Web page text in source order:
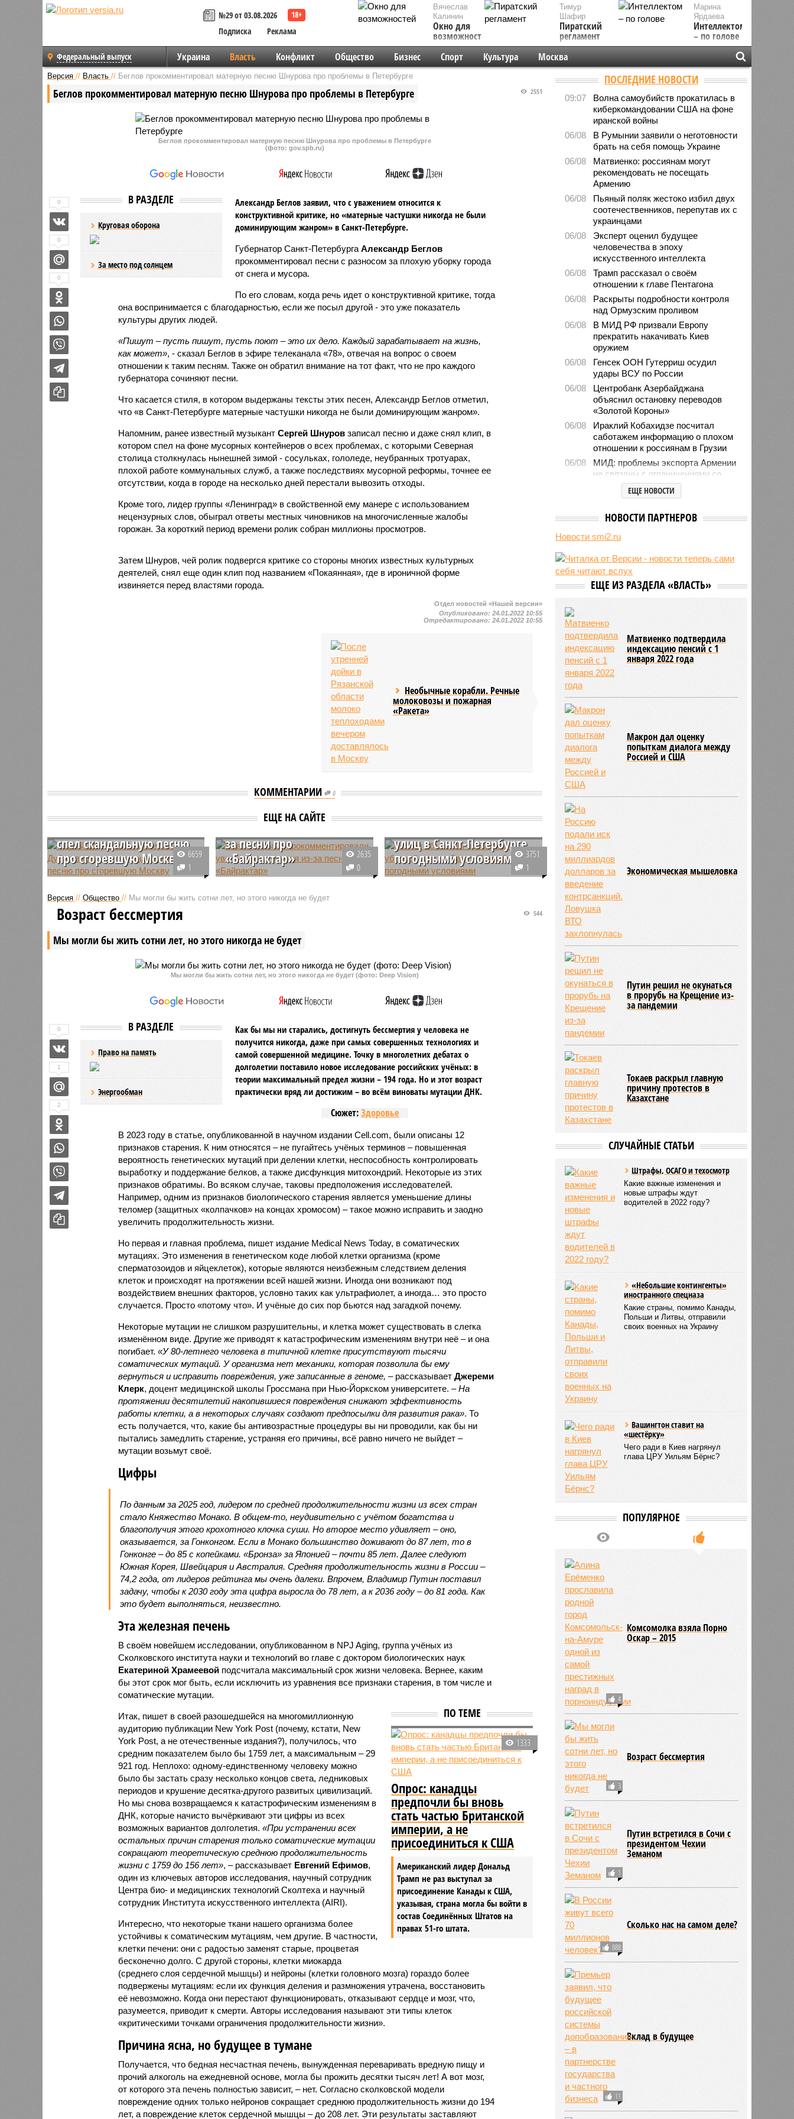
№29 от 03.08.2026
Подписка
Реклама
Вячеслав
Калинин
Окно для
возможностей
Марина
Ярдаева
Интеллектом
– по голове
Тимур
Шафир
Пиратский
регламент
Федеральный выпуск Украина Власть Конфликт Общество Бизнес Спорт Культура Москва
Версия // Власть // Беглов прокомментировал матерную песню Шнурова про проблемы в Петербурге
Беглов прокомментировал матерную песню Шнурова про проблемы в Петербурге 2551
Беглов прокомментировал матерную песню Шнурова про проблемы в Петербурге
(фото: gov.spb.ru)
В РАЗДЕЛЕ
Круговая оборона
За место под солнцем
Александр Беглов заявил, что с уважением относится к
конструктивной критике, но «матерные частушки никогда не были
доминирующим жанром» в Санкт-Петербурге.
Губернатор Санкт-Петербурга Александр Беглов
прокомментировал песни с разносом за плохую уборку города
от снега и мусора.
По его словам, когда речь идет о конструктивной критике, тогда
она воспринимается с благодарностью, если же посыл другой - это уже показатель
культуры других людей.
«Пишут – пусть пишут, пусть поют – это их дело. Каждый зарабатывает на жизнь,
как может», - сказал Беглов в эфире телеканала «78», отвечая на вопрос о своем
отношении к таким песням. Также он обратил внимание на тот факт, что не про каждого
губернатора сочиняют песни.
Что касается стиля, в котором выдержаны тексты этих песен, Александр Беглов отметил,
что «в Санкт-Петербурге матерные частушки никогда не были доминирующим жанром».
Напомним, ранее известный музыкант Сергей Шнуровзаписал песню и даже снял клип, в
котором спел на фоне мусорных контейнеров о всех проблемах, с которыми Северная
столица столкнулась нынешней зимой - сосульках, гололеде, неубранных тротуарах,
плохой работе коммунальных служб, а также последствиях мусорной реформы, точнее ее
отсутствии, когда в городе на несколько дней перестали вывозить отходы.
Кроме того, лидер группы «Ленинград» в свойственной ему манере с использованием
нецензурных слов, обыграл ответы местных чиновников на многочисленные жалобы
горожан. За короткий период времени ролик собран миллионы просмотров.
Затем Шнуров, чей ролик подвергся критике со стороны многих известных культурных
деятелей, снял еще один клип под названием «Покаянная», где в ироничной форме
извиняется перед властями города.
0
0
0
Отдел новостей «Нашей версии»
Опубликовано:24.01.2022 10:55
Отредактировано:24.01.2022 10:55
Необычные корабли. Речные
молоковозы и пожарная
«Ракета»
КОММЕНТАРИИ 0
ЕЩЕ НА САЙТЕ
Сергей Шнуров на
спел скандальную песню
про сгоревшую Москву
Скандальная песня Шнура,
«Вчера приснился сон
прекрасный: Москва сгорела
целиком..
6659
1
Власти Крыма
прокомментировали
увольнение учителя из-
за песни про
«Байрактар»
В Крыму уволили
преподавателя техникума,
Крыма по факту инцидента
2635
0
Беглов объяснил
улиц в Санкт-Петербурге
погодными условиями
Губернатор Санкт-Петербурга
3751
1
Версия // Общество // Мы могли бы жить сотни лет, но этого никогда не будет
Мы могли бы жить сотни лет, но этого никогда не будет
544
Возраст бессмертия
Мы могли бы жить сотни лет, но этого никогда не будет (фото: Deep Vision)
В РАЗДЕЛЕ
Право на память
Энергообман
Как бы мы ни старались, достигнуть бессмертия у человека не
получится никогда, даже при самых совершенных технологиях и
самой совершенной медицине. Точку в многолетних дебатах о
долголетии поставило новое исследование российских учёных: в
теории максимальный предел жизни – 194 года. Но и этот возраст
практически вряд ли достижим – во всём виноваты мутации ДНК.
Сюжет:Здоровье
В 2023 году в статье, опубликованной в научном издании Cell.com, были описаны 12
признаков старения. К ним относятся – не пугайтесь учёных терминов – повышенная
вероятность генетических мутаций при делении клетки, неспособность контролировать
выработку и поддержание белков, а также дисфункция митохондрий. Некоторые из этих
признаков обратимы. Во всяком случае, таковы предположения исследователей.
Например, одним из признаков биологического старения является уменьшение длины
теломер (защитных «колпачков» на концах хромосом) – такое можно исправить и заодно
увеличить продолжительность жизни.
Но первая и главная проблема, пишет издание Medical News Today, в соматических
мутациях. Это изменения в генетическом коде любой клетки организма (кроме
сперматозоидов и яйцеклеток), которые являются неизбежным следствием деления
клеток и происходят на протяжении всей нашей жизни. Иногда они возникают под
воздействием внешних факторов, условно таких как ультрафиолет, а иногда… это просто
случается. Просто «потому что». И учёные до сих пор бьются над загадкой почему.
Некоторые мутации не слишком разрушительны, и клетка может существовать в слегка
изменённом виде. Другие же приводят к катастрофическим изменениям внутри неё – и она
погибает. «У 80-летнего человека в типичной клетке присутствуют тысячи
соматических мутаций. У организма нет механики, которая позволила бы ему
вернуться и исправить повреждения, уже записанные в геноме, – рассказывает Джереми
Клерк, доцент медицинской школы Гроссмана при Нью-Йоркском университете. – На
протяжении десятилетий накопившиеся повреждения снижают эффективность
работы клетки, а в некоторых случаях создают предпосылки для развития рака». То
есть получается, что, какие бы антивозрастные процедуры вы ни проводили, как бы ни
пытались замедлить старение, устраняя его причины, всё равно ничего не выйдет –
мутации возьмут своё.
Цифры
По данным за 2025 год, лидером по средней продолжительности жизни из всех стран
стало Княжество Монако. В общем-то, неудивительно с учётом богатства и
благополучия этого крохотного клочка суши. Но второе место удивляет – оно,
оказывается, за Гонконгом. Если в Монако большинство доживают до 87 лет, то в
Гонконге – до 85 с копейками. «Бронза» за Японией – почти 85 лет. Далее следуют
Южная Корея, Швейцария и Австралия. Средняя продолжительность жизни в России –
74,2 года, от лидеров рейтинга мы очень далеки. Впрочем, Владимир Путин поставил
задачу, чтобы к 2030 году эта цифра выросла до 78 лет, а к 2036 году – до 81 года. Как
это будет выполняться, неизвестно.
Эта железная печень
В своём новейшем исследовании, опубликованном в NPJ Aging, группа учёных из
Сколковского института науки и технологий во главе с доктором биологических наук
Екатериной Храмеевойподсчитала максимальный срок жизни человека. Вернее, каким
бы этот срок мог быть, если исключить из уравнения все признаки старения, в том числе и
соматические мутации.
ПО ТЕМЕ
1333
Опрос: канадцы
предпочли бы вновь
стать частью Британской
империи, а не
присоединиться к США
Американский лидер Дональд
Трамп не раз выступал за
присоединение Канады к США,
указывая, страна могла бы войти в
состав Соединённых Штатов на
правах 51-го штата.
Итак, пишет в своей разошедшейся на многомиллионную
аудиторию публикации New York Post (почему, кстати, New
York Post, а не отечественные издания?), получилось, что
средним показателем было бы 1759 лет, а максимальным – 29
921 год. Неплохо: одному-единственному человеку можно
было бы застать сразу несколько концов света, ледниковых
периодов и крушение десятка-другого развитых цивилизаций.
Но мы снова возвращаемся к катастрофическим изменениям в
ДНК, которые начисто вычёркивают эти цифры из всех
возможных вариантов долголетия. «При устранении всех
остальных причин старения только соматические мутации
сокращают теоретическую среднюю продолжительность
жизни с 1759 до 156 лет», – рассказывает Евгений Ефимов,
один из ключевых авторов исследования, научный сотрудник
Центра био- и медицинских технологий Сколтеха и научный
сотрудник Института искусственного интеллекта (AIRI).
Интересно, что некоторые ткани нашего организма более
устойчивы к соматическим мутациям, чем другие. В частности,
клетки печени: они с радостью заменят старые, процветая
бесконечно долго. С другой стороны, клетки миокарда
(среднего слоя сердечной мышцы) и нейроны (клетки головного мозга) гораздо более
подвержены мутациям: если их функция деления и размножения утрачена, восстановить
её невозможно. Когда они перестают функционировать, отказывают сердце и мозг, что,
разумеется, приводит к смерти. Авторы исследования называют эти типы клеток
«критическими точками ограничения продолжительности жизни».
Причина ясна, но будущее в тумане
Получается, что бедная несчастная печень, вынужденная переваривать вредную пищу и
прочий алкоголь на ежедневной основе, могла бы прожить десятки тысяч лет! А вот мозг,
от которого эта печень полностью зависит, – нет. Согласно сколковской модели
повреждение одних только нейронов сокращает среднюю продолжительность жизни до 194
лет, а повреждение клеток сердечной мышцы – до 208 лет. Эти результаты заставляют
0
1
2
ПОСЛЕДНИЕ НОВОСТИ
09:07
Волна самоубийств прокатилась в
киберкомандовании США на фоне
иранской войны
06/08
В Румынии заявили о неготовности
брать на себя помощь Украине
06/08
Матвиенко: россиянам могут
рекомендовать не посещать
Армению
06/08
Пьяный поляк жестоко избил двух
соотечественников, перепутав их с
украинцами
06/08
Эксперт оценил будущее
человечества в эпоху
искусственного интеллекта
06/08
Трамп рассказал о своём
отношении к главе Пентагона
06/08
Раскрыты подробности контроля
над Ормузским проливом
06/08
В МИД РФ призвали Европу
прекратить накачивать Киев
оружием
06/08
Генсек ООН Гутерриш осудил
удары ВСУ по России
06/08
Центробанк Азербайджана
объяснил остановку переводов
«Золотой Короны»
06/08
Ираклий Кобахидзе посчитал
саботажем информацию о плохом
отношении к россиянам в Грузии
06/08
МИД: проблемы экспорта Армении
не связаны с ограничениями со
стороны Москвы
В Евросоюзе не смогли установить
миграционным кризисом в Сеуте
06/08
Ямпольская объяснила причины
ведущие вузы страны
06/08
Euractiv: закрытие границы с
Россией спровоцировало спад
ЕЩЕ НОВОСТИ
НОВОСТИ ПАРТНЕРОВ
Новости smi2.ru
ЕЩЕ ИЗ РАЗДЕЛА «ВЛАСТЬ»
Матвиенко подтвердила
индексацию пенсий с 1
января 2022 года
Макрон дал оценку
попыткам диалога между
Россией и США
Экономическая мышеловка
Путин решил не окунаться
в прорубь на Крещение из-
за пандемии
Токаев раскрыл главную
причину протестов в
Казахстане
СЛУЧАЙНЫЕ СТАТЬИ
Штрафы, ОСАГО и техосмотр
Какие важные изменения и
новые штрафы ждут
водителей в 2022 году?
«Небольшие контингенты»
иностранного спецназа
Какие страны, помимо Канады,
Польши и Литвы, отправили
своих военных на Украину
Вашингтон ставит на
«шестёрку»
Чего ради в Киев нагрянул
глава ЦРУ Уильям Бёрнс?
ПОПУЛЯРНОЕ
4
Комсомолка взяла Порно
Оскар – 2015
3
Возраст бессмертия
1
Путин встретился в Сочи с
президентом Чехии
Земаном
888
Сколько нас на самом деле?
11
Вклад в будущее